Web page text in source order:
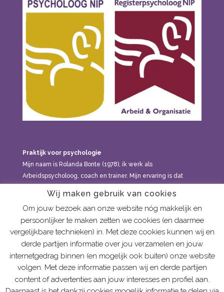
Praktijk voor psychologie
Mijn naam is Rolanda Bonte (1978), ik werk als
Arbeidspsycholoog, coach en trainer. Mijn ervaring is dat
brengen zijn, maar dat alles met elkaar in verband staat: in
welke gezin je geboren bent, de relaties die je hebt, de
dingen die je meemaakt, de levensfase waarin je zit, hoe
sensitief je bent, etc. Je kan bij mij terecht voor
psychologische hulp aan volwassenen vanaf 21 jaar.
Wij maken gebruik van cookies
Om jouw bezoek aan onze website nóg makkelijk en
persoonlijker te maken zetten we cookies (en daarmee
vergelijkbare technieken) in. Met deze cookies kunnen wij en
derde partijen informatie over jou verzamelen en jouw
internetgedrag binnen (en mogelijk ook buiten) onze website
volgen. Met deze informatie passen wij en derde partijen
content of advertenties aan jouw interesses en profiel aan.